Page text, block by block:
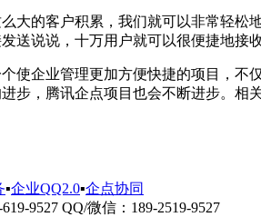
的客户积累，我们就可以非常轻松
送说说，十万用户就可以很便捷地接
企业管理更加方便快捷的项目，不
步，腾讯企点项目也会不断进步。相
▪企业QQ2.0▪企点协同
9527 QQ/微信：189-2519-9527